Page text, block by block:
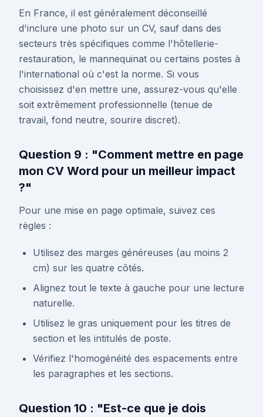
En France, il est généralement déconseillé
d'inclure une photo sur un CV, sauf dans des
secteurs très spécifiques comme l'hôtellerie-
restauration, le mannequinat ou certains postes à
l'international où c'est la norme. Si vous
choisissez d'en mettre une, assurez-vous qu'elle
soit extrêmement professionnelle (tenue de
travail, fond neutre, sourire discret).
Question 9 : "Comment mettre en page
mon CV Word pour un meilleur impact
?"
Pour une mise en page optimale, suivez ces
règles :
Utilisez des marges généreuses (au moins 2
cm) sur les quatre côtés.
Alignez tout le texte à gauche pour une lecture
naturelle.
Utilisez le gras uniquement pour les titres de
section et les intitulés de poste.
Vérifiez l'homogénéité des espacements entre
les paragraphes et les sections.
Question 10 : "Est-ce que je dois